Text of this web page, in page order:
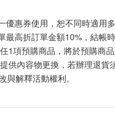
優惠券使用，恕不同時適用
最高折訂單金額10%，結帳
1項預購商品，將於預購商
供內容物更換，若辦理退貨
與解釋活動權利。